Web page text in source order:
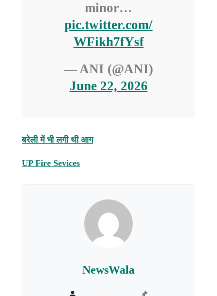
minor…
pic.twitter.com/
WFikh7fYsf
— ANI (@ANI)
June 22, 2026
बरेली में भी लगी थी आग
UP Fire Sevices
NewsWala